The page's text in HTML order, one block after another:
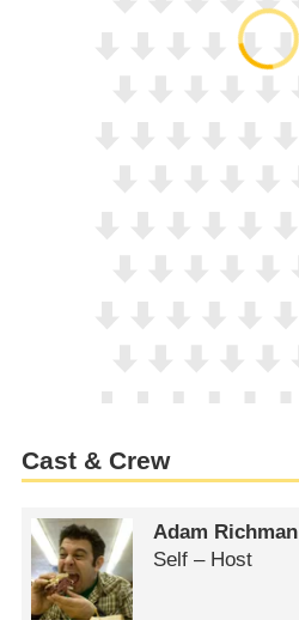
Cast & Crew
Adam Richman
Self – Host